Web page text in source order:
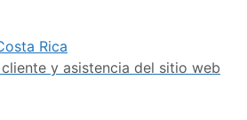
Rica
y asistencia del sitio web